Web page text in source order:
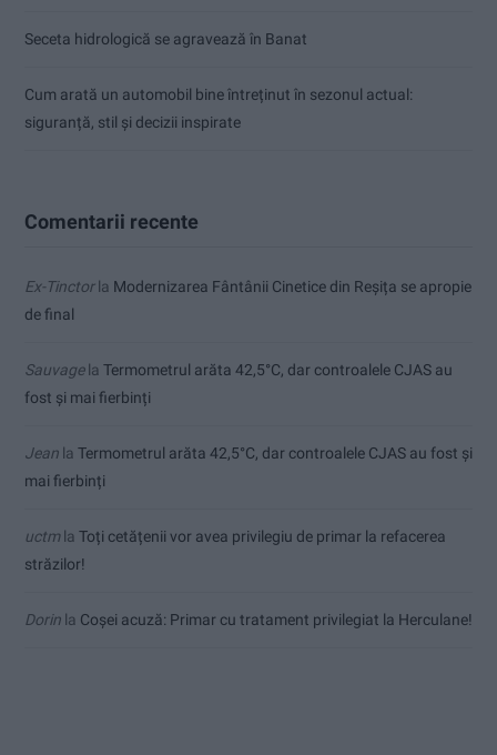
Seceta hidrologică se agravează în Banat
Cum arată un automobil bine întreținut în sezonul actual:
siguranță, stil și decizii inspirate
Comentarii recente
Ex-Tinctorla Modernizarea Fântânii Cinetice din Reșița se apropie
de final
Sauvagela Termometrul arăta 42,5°C, dar controalele CJAS au
fost și mai fierbinți
Jean la Termometrul arăta 42,5°C, dar controalele CJAS au fost și
mai fierbinți
uctmla Toți cetățenii vor avea privilegiu de primar la refacerea
străzilor!
Dorin la Coșei acuză: Primar cu tratament privilegiat la Herculane!